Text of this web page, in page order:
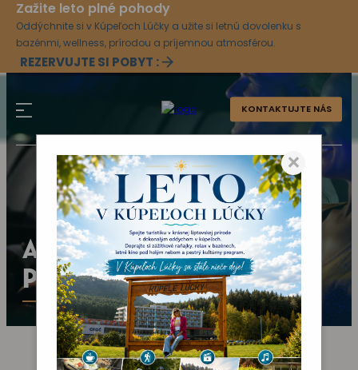
Zažite leto plné pohody
Oddýchnite si v Kúpeľoch Lúčky a užite si letnú dovolenku s
bazénmi, wellness, prírodou a príjemnou atmosférou.
REZERVUJTE SI POBYT :
×
KONTAKTUJTE NÁS
AKTUÁLNY KULTÚRNY
PROGRAM